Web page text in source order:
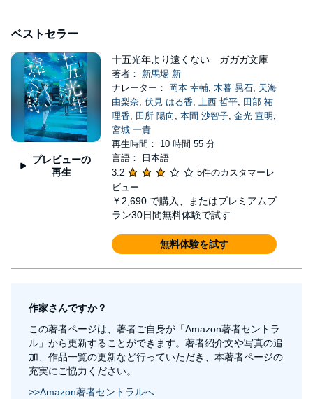
ベストセラー
プレビューの
再生
十五光年より遠くない ガガガ文庫
著者： 新馬場 新
ナレーター：
岡本 幸輔, 木暮 晃石, 天海
由梨奈, 伏見 はる香, 上西 哲平, 田部 祐
理香, 田所 陽向 , 本間 沙智子, 金光 宣明 ,
宮城 一貴
再生時間： 10 時間 55 分
言語： 日本語
3.2
5件のカスタマーレ
ビュー
￥2,690 で購入、またはプレミアムプ
ラン30日間無料体験で試す
無料体験を試す
作家さんですか？
この著者ページは、著者ご自身が「Amazon著者セントラ
ル」から更新することができます。著者紹介文や写真の追
加、作品一覧の更新など行っていただき、本著者ページの
充実にご協力ください。
>>Amazon著者セントラルへ